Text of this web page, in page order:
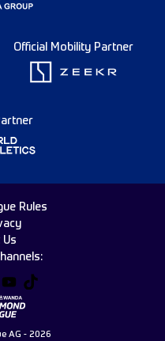
Official Mobility Partner
AG - 2026
Rules
Us